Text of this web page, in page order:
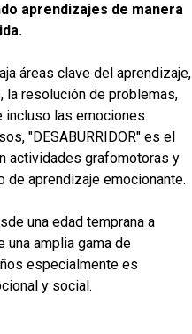
aprendizajes de manera
áreas clave del aprendizaje,
la resolución de problemas,
incluso las emociones.
"DESABURRIDOR" es el
actividades grafomotoras y
de aprendizaje emocionante.
una edad temprana a
amplia gama de
especialmente es
y social.